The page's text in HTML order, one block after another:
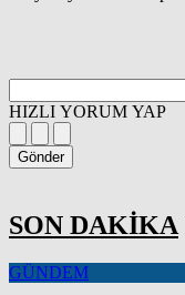
HIZLI YORUM YAP
Gönder
SON DAKİKA
GÜNDEM